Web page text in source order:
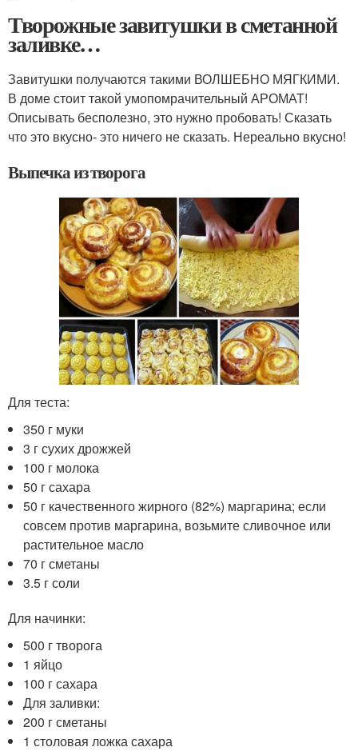
Творожные завитушки в сметанной
заливке…
Завитушки получаются такими ВОЛШЕБНО МЯГКИМИ.
В доме стоит такой умопомрачительный АРОМАТ!
Описывать бесполезно, это нужно пробовать! Сказать
что это вкусно- это ничего не сказать. Нереально вкусно!
Выпечка из творога
Для теста:
350 г муки
3 г сухих дрожжей
100 г молока
50 г сахара
50 г качественного жирного (82%) маргарина; если
совсем против маргарина, возьмите сливочное или
растительное масло
70 г сметаны
3.5 г соли
Для начинки:
500 г творога
1 яйцо
100 г сахара
Для заливки:
200 г сметаны
1 столовая ложка сахара